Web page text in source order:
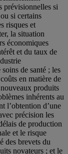
prévisionnelles si
si certains
risques et
la situation
économiques
et du taux de
de santé ; les
en matière de
produits
inhérents au
l’obtention d’une
précision les
de production
et le risque
des brevets du
novateurs ; et le